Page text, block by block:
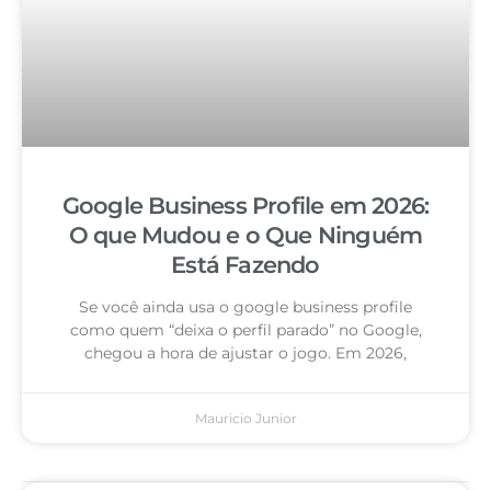
Google Business Profile em 2026:
O que Mudou e o Que Ninguém
Está Fazendo
Se você ainda usa o google business profile
como quem “deixa o perfil parado” no Google,
chegou a hora de ajustar o jogo. Em 2026,
Mauricio Junior